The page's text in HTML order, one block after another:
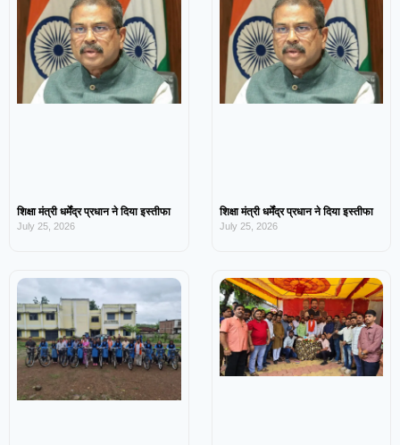
शिक्षा मंत्री धर्मेंद्र प्रधान ने दिया इस्तीफा
July 25, 2026
शिक्षा मंत्री धर्मेंद्र प्रधान ने दिया इस्तीफा
July 25, 2026